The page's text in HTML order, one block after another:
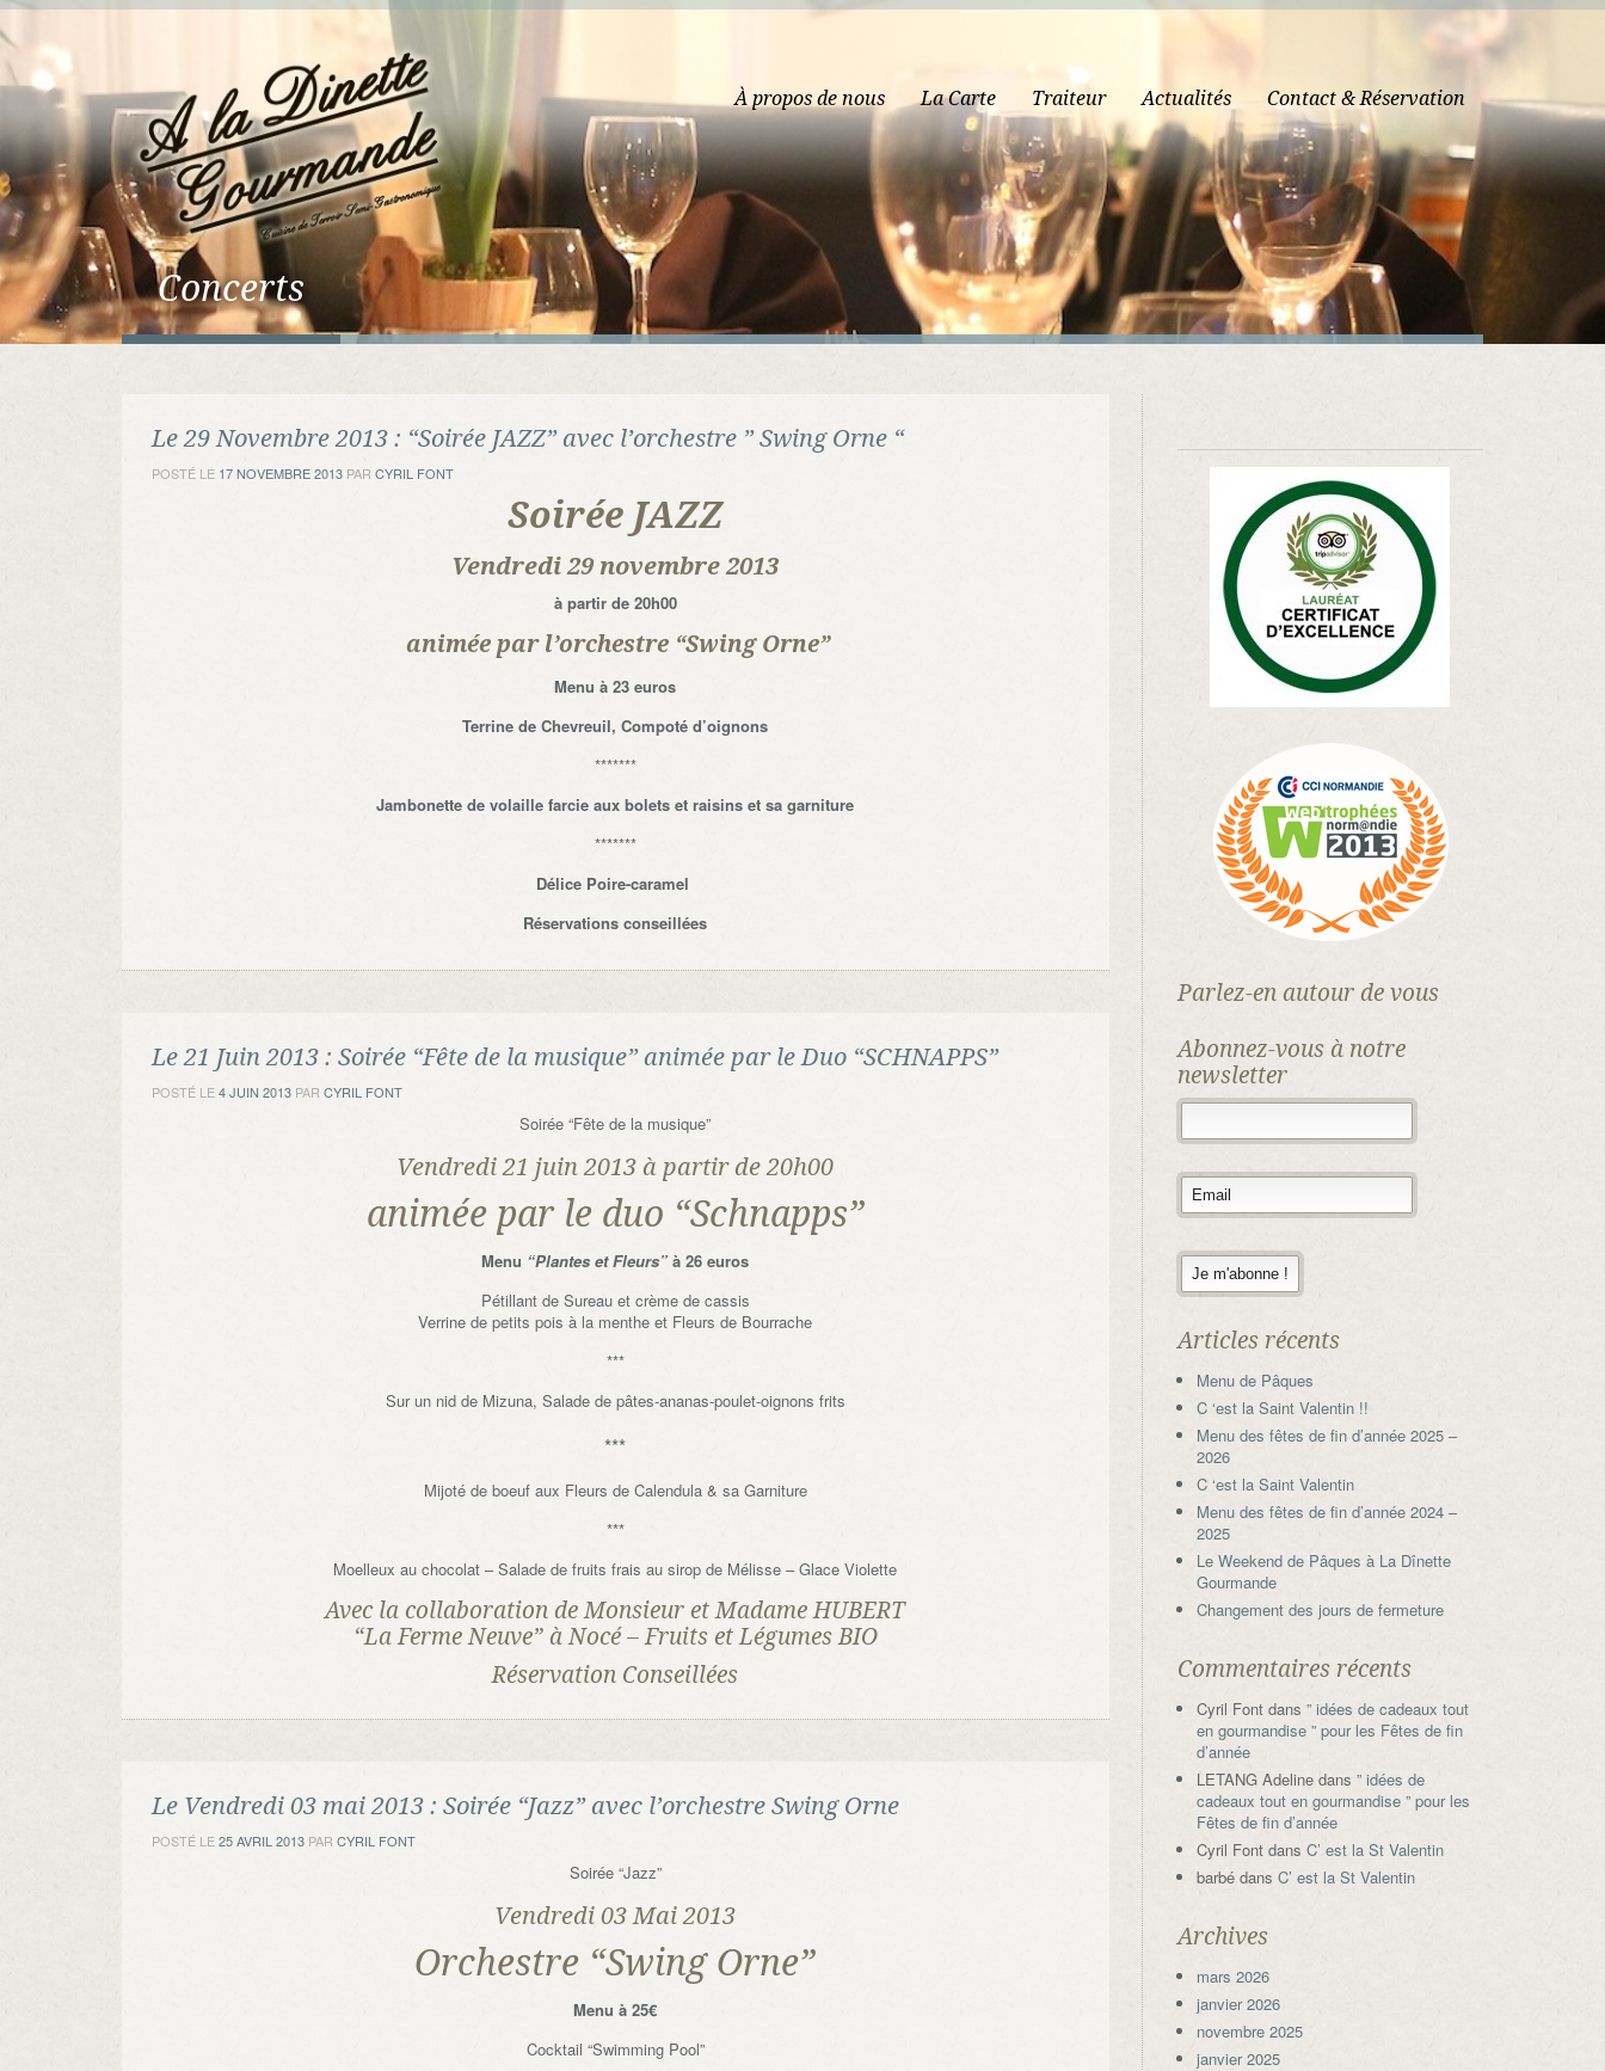
À propos de nous La Carte Traiteur Actualités Contact & Réservation
Concerts
Le 29 Novembre 2013 : “Soirée JAZZ” avec l’orchestre ” Swing Orne “
POSTÉ LE 17 NOVEMBRE 2013 PAR CYRIL FONT
Soirée JAZZ
Vendredi 29 novembre 2013
à partir de 20h00
animée par l’orchestre “Swing Orne”
Menu à 23 euros
Terrine de Chevreuil, Compoté d’oignons
*******
Jambonette de volaille farcie aux bolets et raisins et sa garniture
*******
Délice Poire-caramel
Réservations conseillées
Le 21 Juin 2013 : Soirée “Fête de la musique” animée par le Duo “SCHNAPPS”
POSTÉ LE4 JUIN 2013 PAR CYRIL FONT
Soirée “Fête de la musique”
Vendredi 21 juin 2013 à partir de 20h00
animée par le duo “Schnapps”
Menu “Plantes et Fleurs” à 26 euros
Pétillant de Sureau et crème de cassis
Verrine de petits pois à la menthe et Fleurs de Bourrache
***
Sur un nid de Mizuna, Salade de pâtes-ananas-poulet-oignons frits
***
Mijoté de boeuf aux Fleurs de Calendula & sa Garniture
***
Moelleux au chocolat – Salade de fruits frais au sirop de Mélisse – Glace Violette
Avec la collaboration de Monsieur et Madame HUBERT
“La Ferme Neuve” à Nocé – Fruits et Légumes BIO
Réservation Conseillées
Le Vendredi 03 mai 2013 : Soirée “Jazz” avec l’orchestre Swing Orne
POSTÉ LE25 AVRIL 2013 PAR CYRIL FONT
Soirée “Jazz”
Vendredi 03 Mai 2013
Orchestre “Swing Orne”
Menu à 25€
Cocktail “Swimming Pool”
Parlez-en autour de vous
Abonnez-vous à notre
newsletter
Articles récents
Menu de Pâques
C ‘est la Saint Valentin !!
Menu des fêtes de fin d’année 2025 –
2026
C ‘est la Saint Valentin
Menu des fêtes de fin d’année 2024 –
2025
Le Weekend de Pâques à La Dînette
Gourmande
Changement des jours de fermeture
Commentaires récents
Cyril Fontdans ” idées de cadeaux tout
en gourmandise ” pour les Fêtes de fin
d’année
LETANG Adelinedans ” idées de
cadeaux tout en gourmandise ” pour les
Fêtes de fin d’année
Cyril Fontdans C’ est la St Valentin
barbédans C’ est la St Valentin
Archives
mars 2026
janvier 2026
novembre 2025
janvier 2025